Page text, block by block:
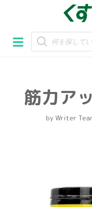
ン
テ
筋力ア
by Writer